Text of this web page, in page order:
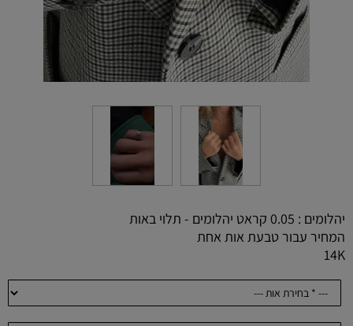
יהלומים : 0.05 קראט יהלומים - תלוי באות
המחיר עבור טבעת אות אחת
14K